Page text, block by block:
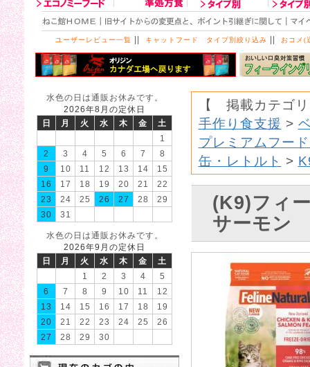
ユーザーレビュー一覧 || キャットフード タイプ別絞り込み || おコメ(
水色の日は通販お休みです。
2026年8月の定休日
日
月 火 水 木 金
土
1
2
3 4 5 6 7
8
9
10 11 12 13 14
15
16
17 18 19 20 21
22
23
24 25 26 27 28
29
30
31
水色の日は通販お休みです。
2026年9月の定休日
日
月 火 水 木 金
土
1
2 3 4
5
6
7 8 9 10 11
12
13
14 15 16 17 18
19
20
21 22 23 24 25
26
27
28 29 30
【 掲載カテゴ
手作り食支援 >
プレミアムフー
缶・レトルト >
(K9)フィ
サーモン